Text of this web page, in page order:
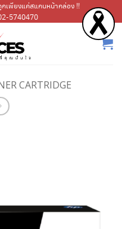
กเพียงแค่สแกนหน้ากล่อง !!
5740470
CARTRIDGE